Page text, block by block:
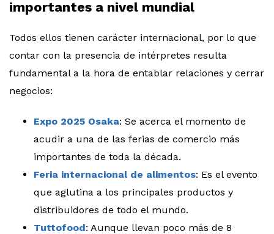
importantes a nivel mundial
Todos ellos tienen carácter internacional, por lo que
contar con la presencia de intérpretes resulta
fundamental a la hora de entablar relaciones y cerrar
negocios:
Expo 2025 Osaka: Se acerca el momento de
acudir a una de las ferias de comercio más
importantes de toda la década.
Feria internacional de alimentos: Es el evento
que aglutina a los principales productos y
distribuidores de todo el mundo.
Tuttofood: Aunque llevan poco más de 8